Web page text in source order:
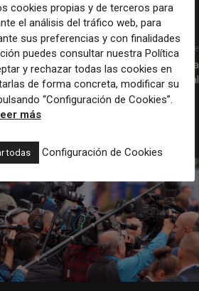
Artículo siguiente
nuevas estrategias ante la caída de la
y el auge de la inteligencia artificial
cookies propias y de terceros para
el análisis del tráfico web, para
sus preferencias y con finalidades
puedes consultar nuestra Política
y rechazar todas las cookies en
de forma concreta, modificar su
“Configuración de Cookies”.
más
todas Configuración de Cookies